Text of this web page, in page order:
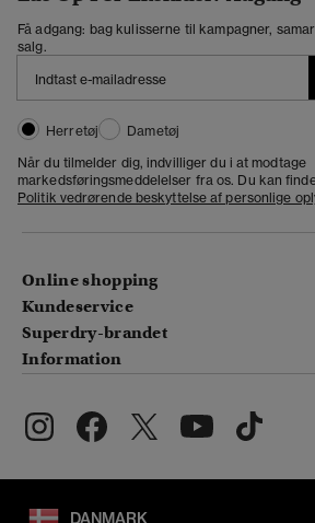
Få adgang: bag kulisserne til kampagner,
salg.
Herretøj
Dametøj
Når du tilmelder dig, indvilliger du i at modtage
markedsføringsmeddelelser fra os. Du kan
Politik vedrørende beskyttelse af personlige
Online shopping
Kundeservice
Superdry-brandet
Information
DANMARK